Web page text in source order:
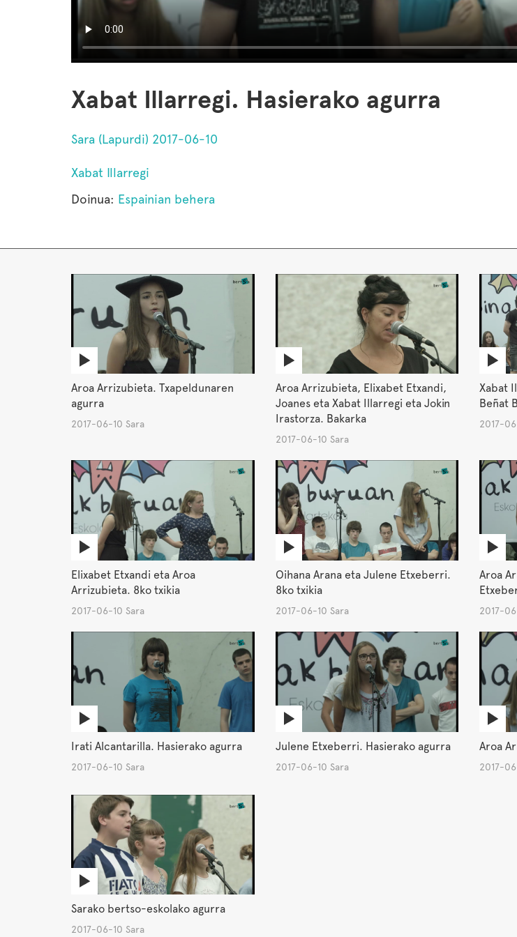
Xabat Illarregi. Hasierako agurra
Sara (Lapurdi) 2017-06-10
Xabat Illarregi
Doinua: Espainian behera
Aroa Arrizubieta. Txapeldunaren
agurra
2017-06-10 Sara
Aroa Arrizubieta, Elixabet Etxandi,
Joanes eta Xabat Illarregi eta Jokin
Irastorza. Bakarka
2017-06-10 Sara
Xabat
Beñat
2017-
Elixabet Etxandi eta Aroa
Arrizubieta. 8ko txikia
2017-06-10 Sara
Oihana Arana eta Julene Etxeberri.
8ko txikia
2017-06-10 Sara
Aroa
2017-
Irati Alcantarilla. Hasierako agurra
2017-06-10 Sara
Julene Etxeberri. Hasierako agurra
2017-06-10 Sara
Aroa
2017-
Sarako bertso-eskolako agurra
2017-06-10 Sara